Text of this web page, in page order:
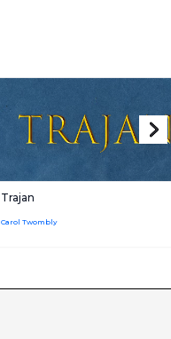
Trajan
Carol Twombly